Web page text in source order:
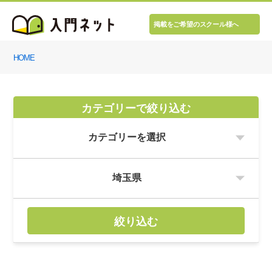
掲載をご希望のスクール様へ
HOME
カテゴリーで絞り込む
絞り込む